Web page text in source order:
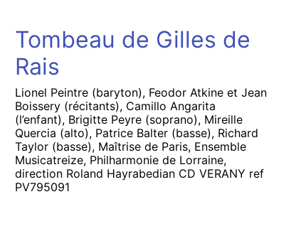
Tombeau de Gilles de
Rais
Lionel Peintre (baryton), Feodor Atkine et Jean
Boissery (récitants), Camillo Angarita
(l’enfant), Brigitte Peyre (soprano), Mireille
Quercia (alto), Patrice Balter (basse), Richard
Taylor (basse), Maîtrise de Paris, Ensemble
Musicatreize, Philharmonie de Lorraine,
direction Roland Hayrabedian CD VERANY ref
PV795091